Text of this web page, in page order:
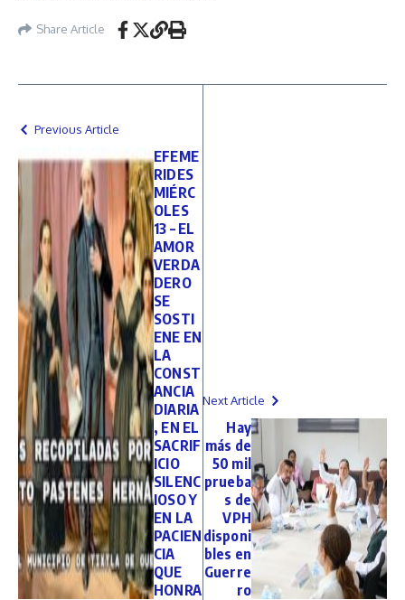
Share Article
Previous Article
EFEME
RIDES
MIÉRC
OLES
13 – EL
AMOR
VERDA
DERO
SE
SOSTI
ENE EN
LA
CONST
ANCIA
DIARIA
, EN EL
SACRIF
ICIO
SILENC
IOSO Y
EN LA
PACIEN
CIA
QUE
HONRA
Next Article
Hay
más de
50 mil
prueba
s de
VPH
disponi
bles en
Guerre
ro